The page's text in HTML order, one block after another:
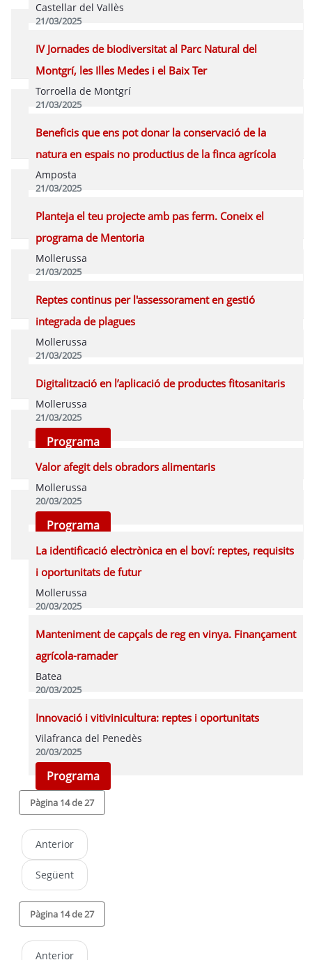
Castellar del Vallès
21/03/2025
Programa
IV Jornades de biodiversitat al Parc Natural del
Montgrí, les Illes Medes i el Baix Ter
Torroella de Montgrí
21/03/2025
Programa
Beneficis que ens pot donar la conservació de la
natura en espais no productius de la finca agrícola
Amposta
21/03/2025
Programa
Planteja el teu projecte amb pas ferm. Coneix el
programa de Mentoria
Mollerussa
21/03/2025
Programa
Reptes continus per l'assessorament en gestió
integrada de plagues
Mollerussa
21/03/2025
Programa
Digitalització en l’aplicació de productes fitosanitaris
Mollerussa
21/03/2025
Programa
Valor afegit dels obradors alimentaris
Mollerussa
20/03/2025
Programa
La identificació electrònica en el boví: reptes, requisits
i oportunitats de futur
Mollerussa
20/03/2025
Programa
Manteniment de capçals de reg en vinya. Finançament
agrícola-ramader
Batea
20/03/2025
Programa
Innovació i vitivinicultura: reptes i oportunitats
Vilafranca del Penedès
20/03/2025
Programa
Pàgina 14 de 27
Anterior
Següent
Pàgina 14 de 27
Anterior